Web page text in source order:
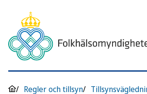
Regler och tillsyn